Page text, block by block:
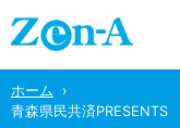
ホーム
青森県民共済